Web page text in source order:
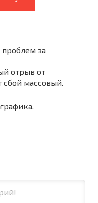
за
отрыв от
массовый.